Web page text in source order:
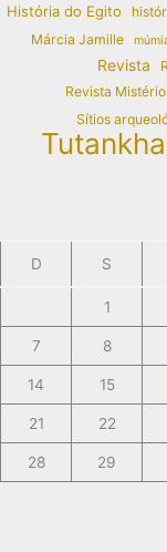
História do Egito
Márcia Jamille
Revista
Revista
Sítios
D S
1
7 8
14 15
21 22
28 29